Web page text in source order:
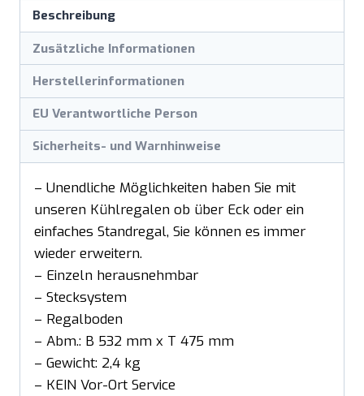
Beschreibung
Zusätzliche Informationen
Herstellerinformationen
EU Verantwortliche Person
Sicherheits- und Warnhinweise
– Unendliche Möglichkeiten haben Sie mit
unseren Kühlregalen ob über Eck oder ein
einfaches Standregal, Sie können es immer
wieder erweitern.
– Einzeln herausnehmbar
– Stecksystem
– Regalboden
– Abm.: B 532 mm x T 475 mm
– Gewicht: 2,4 kg
– KEIN Vor-Ort Service